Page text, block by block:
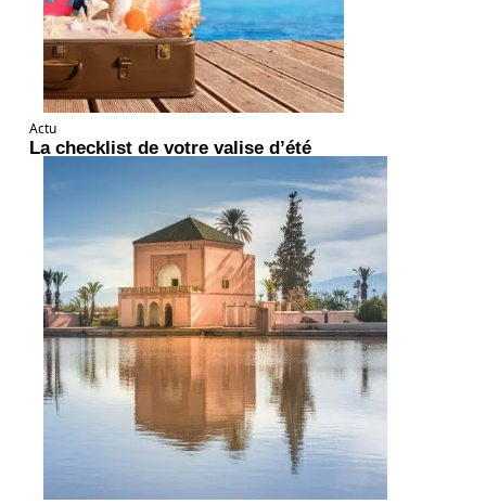
Actu
La checklist de votre valise d’été